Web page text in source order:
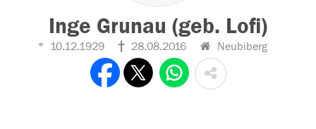
Inge Grunau (geb. Lofi)
10.12.1929 28.08.2016 Neubiberg